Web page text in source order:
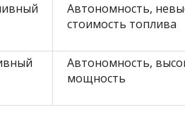
Автономность,
стоимость топлива
Автономность,
мощность